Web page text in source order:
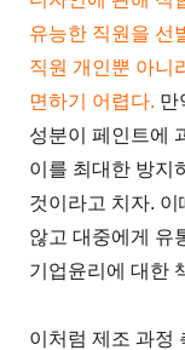
유능한 직원을 선
직원 개인뿐 아니
면하기 어렵다. 만
성분이 페인트에
이를 최대한 방지
것이라고 치자. 이
않고 대중에게 유
기업윤리에 대한
이처럼 제조 과정